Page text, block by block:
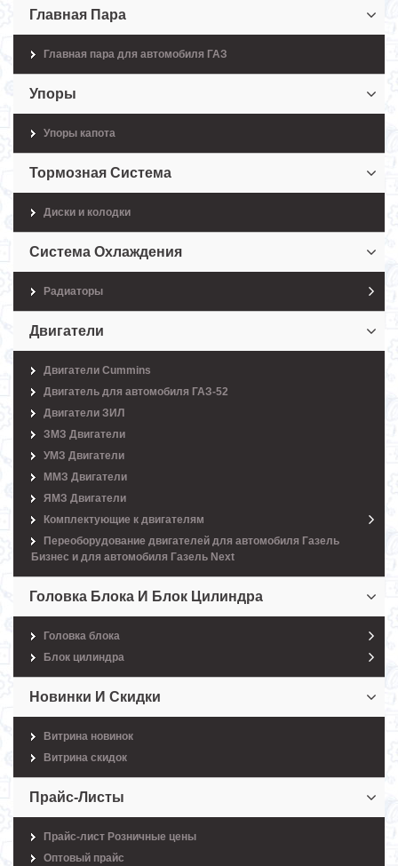
Главная Пара
Главная пара для автомобиля ГАЗ
Упоры
Упоры капота
Тормозная Система
Диски и колодки
Система Охлаждения
Радиаторы
Двигатели
Двигатели Cummins
Двигатель для автомобиля ГАЗ-52
Двигатели ЗИЛ
ЗМЗ Двигатели
УМЗ Двигатели
ММЗ Двигатели
ЯМЗ Двигатели
Комплектующие к двигателям
Переоборудование двигателей для автомобиля Газель
Бизнес и для автомобиля Газель Next
Головка Блока И Блок Цилиндра
Головка блока
Блок цилиндра
Новинки И Скидки
Витрина новинок
Витрина скидок
Прайс-Листы
Прайс-лист Розничные цены
Оптовый прайс